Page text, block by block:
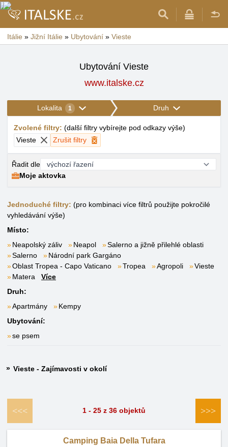
Itálie » Jižní Itálie » Ubytování » Vieste
Ubytování Vieste
www.italske.cz
Lokalita 1 Druh
Zvolené filtry: (další filtry vybírejte pod odkazy výše)
Vieste
Zrušit filtry
Řadit dle
Moje aktovka
Jednoduché filtry: (pro kombinaci více filtrů použijte pokročilé
vyhledávání výše)
Místo:
Neapolský záliv
Neapol
Salerno a jižně přilehlé oblasti
Salerno
Národní park Gargáno
Oblast Tropea - Capo Vaticano
Tropea Agropoli
Vieste
Matera
Více
Druh:
Apartmány
Kempy
Ubytování:
se psem
Vieste - Zajímavosti v okolí
<<< 1 - 25 z 36 objektů >>>
Camping Baia Della Tufara